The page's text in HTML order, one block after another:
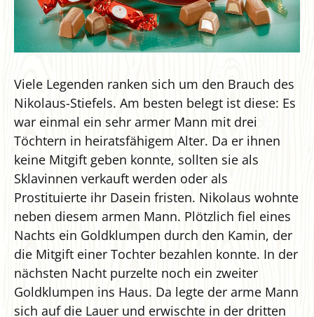
Viele Legenden ranken sich um den Brauch des
Nikolaus-Stiefels. Am besten belegt ist diese: Es
war einmal ein sehr armer Mann mit drei
Töchtern in heiratsfähigem Alter. Da er ihnen
keine Mitgift geben konnte, sollten sie als
Sklavinnen verkauft werden oder als
Prostituierte ihr Dasein fristen. Nikolaus wohnte
neben diesem armen Mann. Plötzlich fiel eines
Nachts ein Goldklumpen durch den Kamin, der
die Mitgift einer Tochter bezahlen konnte. In der
nächsten Nacht purzelte noch ein zweiter
Goldklumpen ins Haus. Da legte der arme Mann
sich auf die Lauer und erwischte in der dritten